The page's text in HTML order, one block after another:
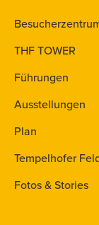
THF TOWER
Führungen
Ausstellungen
Plan
Tempelhofer
Fotos & Stories